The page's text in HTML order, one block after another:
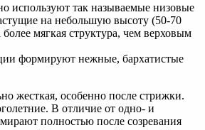
используют так называемые низовые
на небольшую высоту (50-70
мягкая структура, чем верховым
формируют нежные, бархатистые
жесткая, особенно после стрижки.
В отличие от одно- и
полностью после созревания